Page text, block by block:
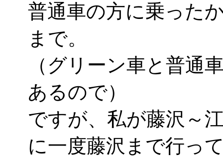
普通車の方に乗った
まで。
（グリーン車と普通
あるので）
ですが、私が藤沢～
に一度藤沢まで行っ